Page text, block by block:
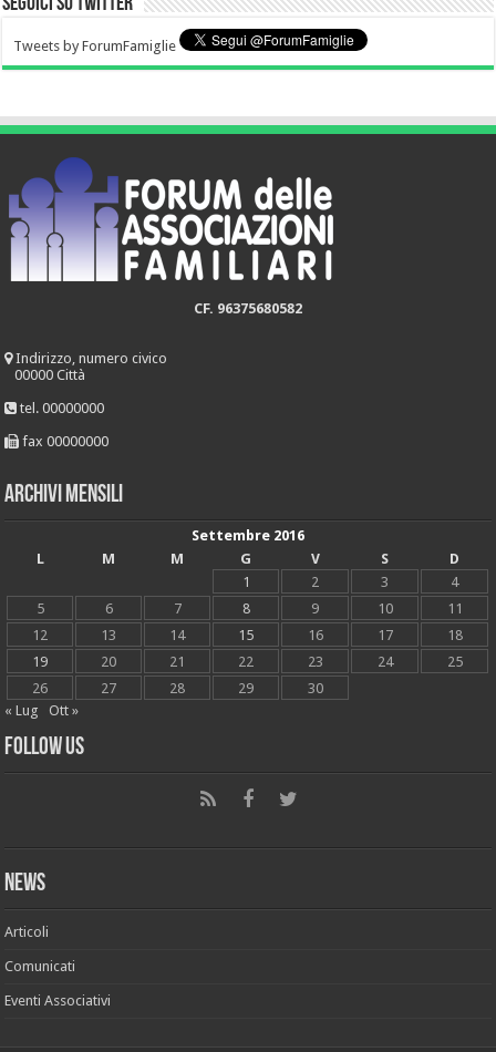
Tweets by ForumFamiglie
CF. 96375680582
Indirizzo, numero civico
00000 Città
tel. 00000000
fax 00000000
Archivi mensili
Settembre 2016
L
M M G V S
D
1
2 3
4
5
6 7 8 9 10
11
12
13 14 15 16 17
18
19
20 21 22 23 24
25
26
27 28 29
30
« Lug
Ott »
Follow Us
News
Articoli
Comunicati
Eventi Associativi